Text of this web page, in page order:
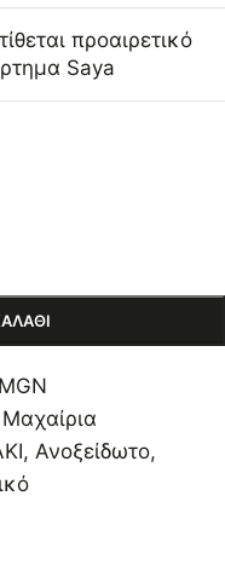
προαιρετικό
Saya
Μαχαίρια
, Ανοξείδωτο,